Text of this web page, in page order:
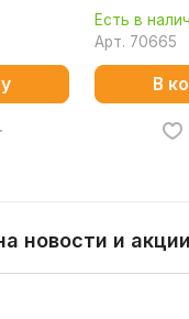
(без АКБ и
Есть в
Арт. 70665
В
новости и акции